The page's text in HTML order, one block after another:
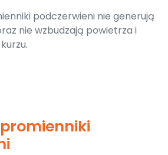
podczerwieni nie generują
nie wzbudzają powietrza i